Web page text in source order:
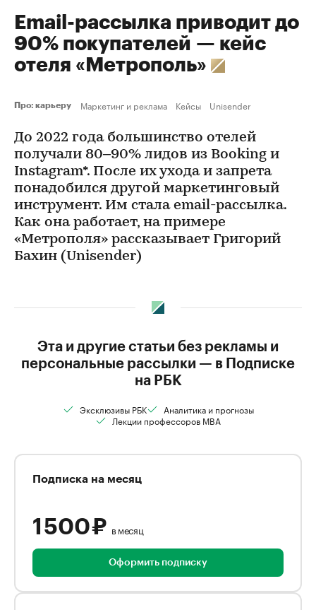
Email-рассылка приводит до
90% покупателей — кейс
отеля «Метрополь»
Про: карьеру Маркетинг и реклама Кейсы Unisender
До 2022 года большинство отелей
получали 80–90% лидов из Booking и
Instagram*. После их ухода и запрета
понадобился другой маркетинговый
инструмент. Им стала email-рассылка.
Как она работает, на примере
«Метрополя» рассказывает Григорий
Бахин (Unisender)
Эта и другие статьи без рекламы и
персональные рассылки — в Подписке
на РБК
Эксклюзивы РБК
Аналитика и прогнозы
Лекции профессоров MBA
Подписка на месяц
1 500 ₽ в месяц
Оформить подписку